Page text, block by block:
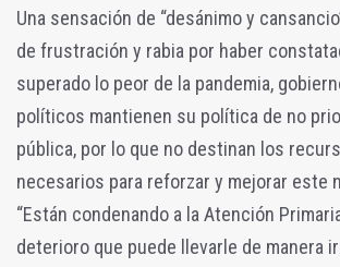
Una sensación de “desánimo y
de frustración y rabia por haber
superado lo peor de la pandemia,
políticos mantienen su política de no
pública, por lo que no destinan los
necesarios para reforzar y mejorar este
“Están condenando a la Atención
deterioro que puede llevarle de manera